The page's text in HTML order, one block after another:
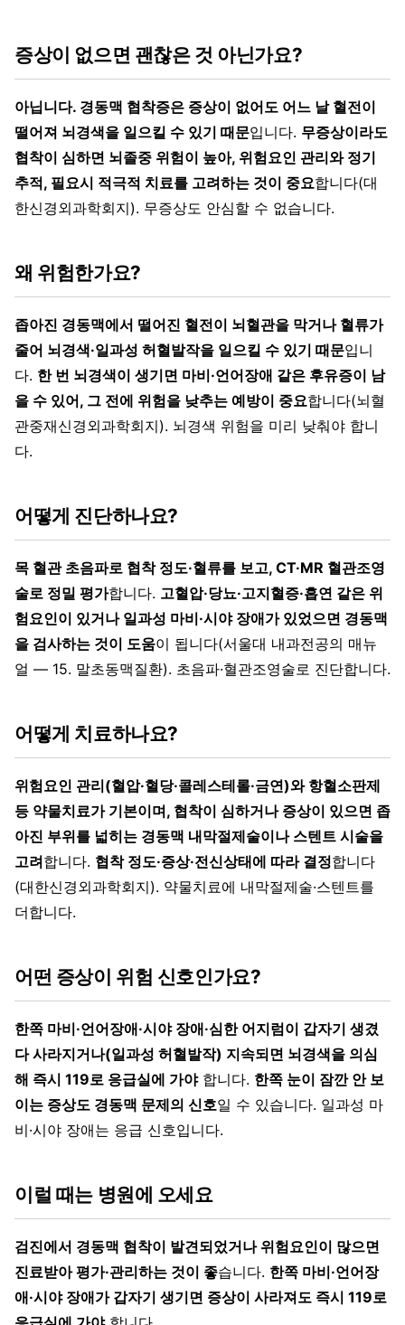
증상이 없으면 괜찮은 것 아닌가요?
아닙니다. 경동맥 협착증은 증상이 없어도 어느 날 혈전이
떨어져 뇌경색을 일으킬 수 있기 때문입니다. 무증상이라도
협착이 심하면 뇌졸중 위험이 높아, 위험요인 관리와 정기
추적, 필요시 적극적 치료를 고려하는 것이 중요합니다(대
한신경외과학회지). 무증상도 안심할 수 없습니다.
왜 위험한가요?
좁아진 경동맥에서 떨어진 혈전이 뇌혈관을 막거나 혈류가
줄어 뇌경색·일과성 허혈발작을 일으킬 수 있기 때문입니
다. 한 번 뇌경색이 생기면 마비·언어장애 같은 후유증이 남
을 수 있어, 그 전에 위험을 낮추는 예방이 중요합니다(뇌혈
관중재신경외과학회지). 뇌경색 위험을 미리 낮춰야 합니
다.
어떻게 진단하나요?
목 혈관 초음파로 협착 정도·혈류를 보고, CT·MR 혈관조영
술로 정밀 평가합니다. 고혈압·당뇨·고지혈증·흡연 같은 위
험요인이 있거나 일과성 마비·시야 장애가 있었으면 경동맥
을 검사하는 것이 도움이 됩니다(서울대 내과전공의 매뉴
얼 — 15. 말초동맥질환). 초음파·혈관조영술로 진단합니다.
어떻게 치료하나요?
위험요인 관리(혈압·혈당·콜레스테롤·금연)와 항혈소판제
등 약물치료가 기본이며, 협착이 심하거나 증상이 있으면 좁
아진 부위를 넓히는 경동맥 내막절제술이나 스텐트 시술을
고려합니다. 협착 정도·증상·전신상태에 따라 결정합니다
(대한신경외과학회지). 약물치료에 내막절제술·스텐트를
더합니다.
어떤 증상이 위험 신호인가요?
한쪽 마비·언어장애·시야 장애·심한 어지럼이 갑자기 생겼
다 사라지거나(일과성 허혈발작) 지속되면 뇌경색을 의심
해 즉시 119로 응급실에 가야합니다. 한쪽 눈이 잠깐 안 보
이는 증상도 경동맥 문제의 신호일 수 있습니다. 일과성 마
비·시야 장애는 응급 신호입니다.
이럴 때는 병원에 오세요
검진에서 경동맥 협착이 발견되었거나 위험요인이 많으면
진료받아 평가·관리하는 것이 좋습니다. 한쪽 마비·언어장
애·시야 장애가 갑자기 생기면 증상이 사라져도 즉시 119로